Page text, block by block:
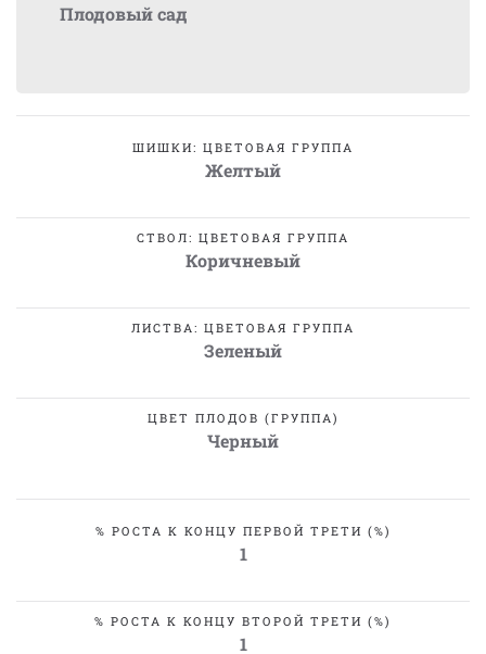
Плодовый сад
ШИШКИ: ЦВЕТОВАЯ ГРУППА
Желтый
СТВОЛ: ЦВЕТОВАЯ ГРУППА
Коричневый
ЛИСТВА: ЦВЕТОВАЯ ГРУППА
Зеленый
ЦВЕТ ПЛОДОВ (ГРУППА)
Черный
% РОСТА К КОНЦУ ПЕРВОЙ ТРЕТИ (%)
1
% РОСТА К КОНЦУ ВТОРОЙ ТРЕТИ (%)
1